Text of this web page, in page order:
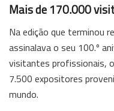
Mais de 170.000
Na edição que terminou
assinalava o seu 100.º
visitantes profissionais,
7.500 expositores
mundo.